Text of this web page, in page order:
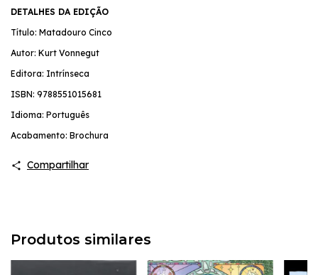
DETALHES DA EDIÇÃO
Título: Matadouro Cinco
Autor: Kurt Vonnegut
Editora: Intrínseca
ISBN: 9788551015681
Idioma: Português
Acabamento: Brochura
Compartilhar
Produtos similares